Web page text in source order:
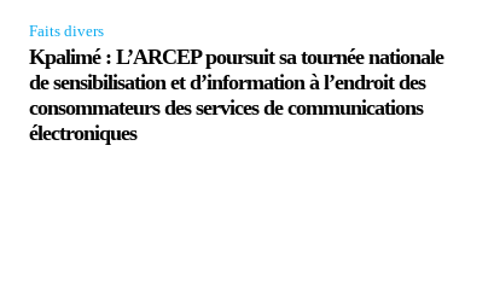
Faits divers
Kpalimé : L’ARCEP poursuit sa tournée nationale
de sensibilisation et d’information à l’endroit des
consommateurs des services de communications
électroniques